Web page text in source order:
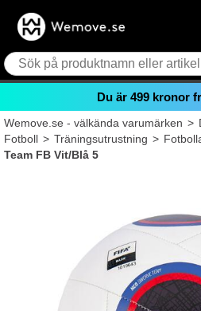
Du är 499 kronor
Wemove.se - välkända varumärken>
Fotboll>Träningsutrustning>
Team FB Vit/Blå 5